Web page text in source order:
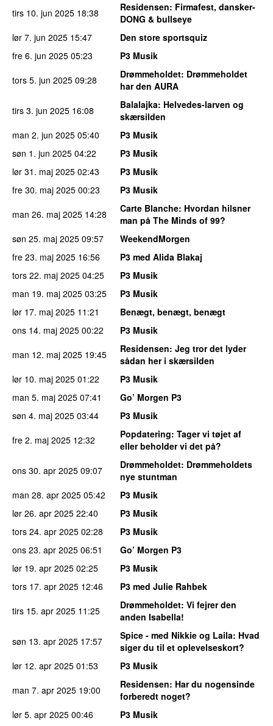
tirs 10. jun 2025 18:38 Residensen: Firmafest, dansker-
DONG & bullseye
lør 7. jun 2025 15:47
Den store sportsquiz
fre 6. jun 2025 05:23
P3 Musik
tors 5. jun 2025 09:28 Drømmeholdet: Drømmeholdet
har den AURA
tirs 3. jun 2025 16:08 Balalajka: Helvedes-larven og
skærsilden
man 2. jun 2025 05:40
P3 Musik
søn 1. jun 2025 04:22
P3 Musik
lør 31. maj 2025 02:43
P3 Musik
fre 30. maj 2025 00:23
P3 Musik
man 26. maj 2025 14:28 Carte Blanche: Hvordan hilsner
man på The Minds of 99?
søn 25. maj 2025 09:57
WeekendMorgen
fre 23. maj 2025 16:56
P3 med Alida Blakaj
tors 22. maj 2025 04:25
P3 Musik
man 19. maj 2025 03:25
P3 Musik
lør 17. maj 2025 11:21
Benægt, benægt, benægt
ons 14. maj 2025 00:22
P3 Musik
man 12. maj 2025 19:45 Residensen: Jeg tror det lyder
sådan her i skærsilden
lør 10. maj 2025 01:22
P3 Musik
man 5. maj 2025 07:41
Go’ Morgen P3
søn 4. maj 2025 03:44
P3 Musik
fre 2. maj 2025 12:32 Popdatering: Tager vi tøjet af
eller beholder vi det på?
ons 30. apr 2025 09:07 Drømmeholdet: Drømmeholdets
nye stuntman
man 28. apr 2025 05:42
P3 Musik
lør 26. apr 2025 22:40
P3 Musik
tors 24. apr 2025 02:28
P3 Musik
ons 23. apr 2025 06:51
Go’ Morgen P3
lør 19. apr 2025 02:25
P3 Musik
tors 17. apr 2025 12:46
P3 med Julie Rahbek
tirs 15. apr 2025 11:25 Drømmeholdet: Vi fejrer den
anden Isabella!
søn 13. apr 2025 17:57 Spice - med Nikkie og Laila: Hvad
siger du til et oplevelseskort?
lør 12. apr 2025 01:53
P3 Musik
man 7. apr 2025 19:00 Residensen: Har du nogensinde
forberedt noget?
lør 5. apr 2025 00:46
P3 Musik